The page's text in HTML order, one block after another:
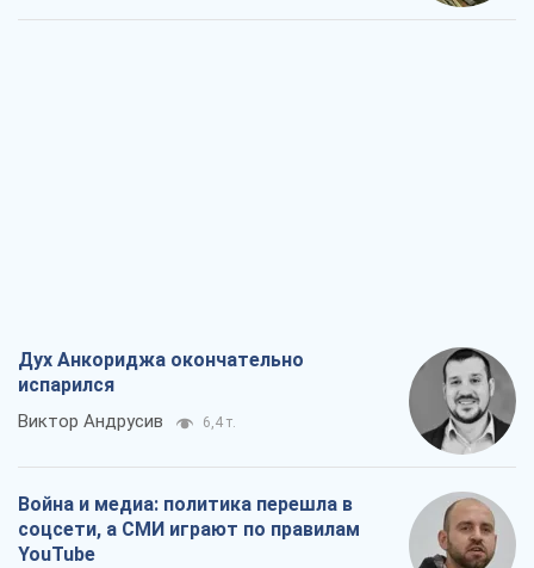
Дух Анкориджа окончательно
испарился
Виктор Андрусив 6,4 т.
Война и медиа: политика перешла в
соцсети, а СМИ играют по правилам
YouTube